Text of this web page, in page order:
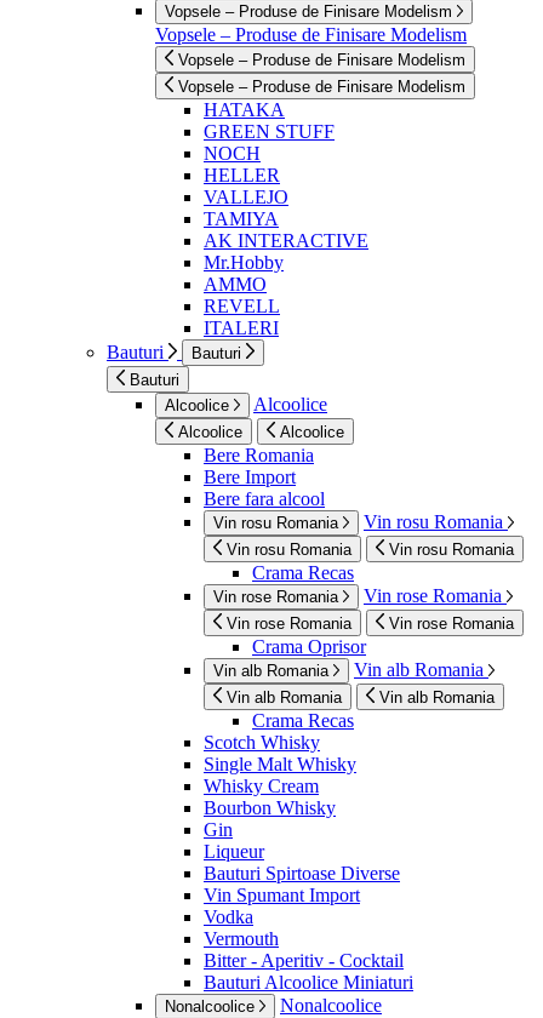
Vopsele – Produse de Finisare Modelism
Vopsele – Produse de Finisare Modelism
Vopsele – Produse de Finisare Modelism
Vopsele – Produse de Finisare Modelism
HATAKA
GREEN STUFF
NOCH
HELLER
VALLEJO
TAMIYA
AK INTERACTIVE
Mr.Hobby
AMMO
REVELL
ITALERI
Bauturi
Bauturi
Bauturi
Alcoolice
Alcoolice
Alcoolice Alcoolice
Bere Romania
Bere Import
Bere fara alcool
Vin rosu Romania Vin rosu Romania
Vin rosu Romania Vin rosu Romania
Crama Recas
Vin rose Romania Vin rose Romania
Vin rose Romania Vin rose Romania
Crama Oprisor
Vin alb Romania Vin alb Romania
Vin alb Romania Vin alb Romania
Crama Recas
Scotch Whisky
Single Malt Whisky
Whisky Cream
Bourbon Whisky
Gin
Liqueur
Bauturi Spirtoase Diverse
Vin Spumant Import
Vodka
Vermouth
Bitter - Aperitiv - Cocktail
Bauturi Alcoolice Miniaturi
Nonalcoolice Nonalcoolice